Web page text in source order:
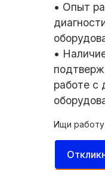
• Опыт
•
работе с
Ищи работу